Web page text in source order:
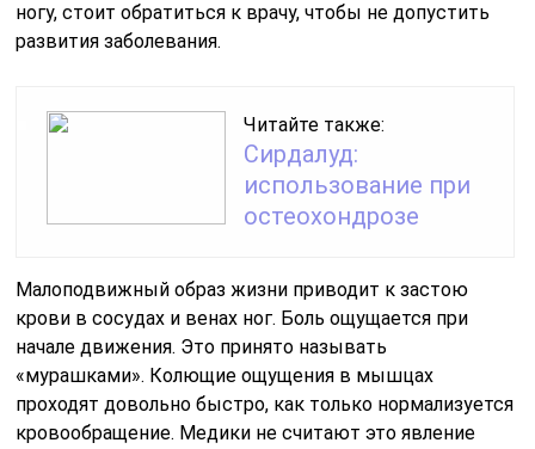
ногу, стоит обратиться к врачу, чтобы не допустить
развития заболевания.
Читайте также:
Сирдалуд:
использование при
остеохондрозе
Малоподвижный образ жизни приводит к застою
крови в сосудах и венах ног. Боль ощущается при
начале движения. Это принято называть
«мурашками». Колющие ощущения в мышцах
проходят довольно быстро, как только нормализуется
кровообращение. Медики не считают это явление